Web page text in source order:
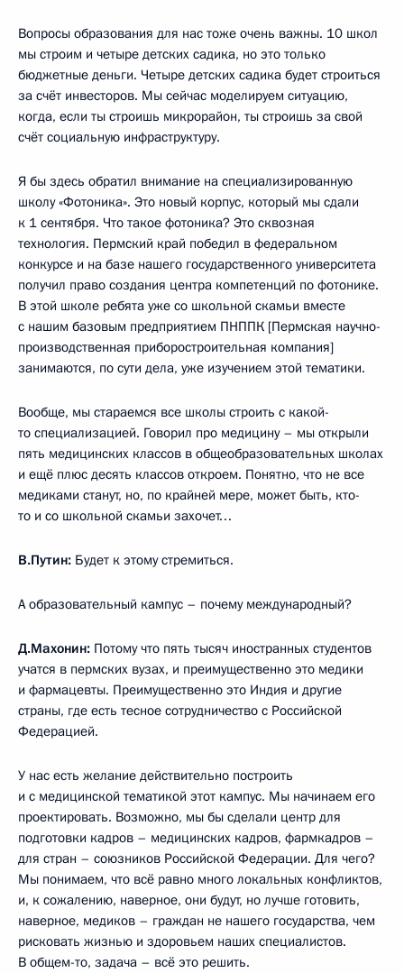
Вопросы образования для нас тоже очень важны. 10 школ
мы строим и четыре детских садика, но это только
бюджетные деньги. Четыре детских садика будет строиться
за счёт инвесторов. Мы сейчас моделируем ситуацию,
когда, если ты строишь микрорайон, ты строишь за свой
счёт социальную инфраструктуру.
Я бы здесь обратил внимание на специализированную
школу «Фотоника». Это новый корпус, который мы сдали
к 1 сентября. Что такое фотоника? Это сквозная
технология. Пермский край победил в федеральном
конкурсе и на базе нашего государственного университета
получил право создания центра компетенций по фотонике.
В этой школе ребята уже со школьной скамьи вместе
с нашим базовым предприятием ПНППК [Пермская научно-
производственная приборостроительная компания]
занимаются, по сути дела, уже изучением этой тематики.
Вообще, мы стараемся все школы строить с какой-
то специализацией. Говорил про медицину – мы открыли
пять медицинских классов в общеобразовательных школах
и ещё плюс десять классов откроем. Понятно, что не все
медиками станут, но, по крайней мере, может быть, кто-
то и со школьной скамьи захочет…
В.Путин: Будет к этому стремиться.
А образовательный кампус – почему международный?
Д.Махонин: Потому что пять тысяч иностранных студентов
учатся в пермских вузах, и преимущественно это медики
и фармацевты. Преимущественно это Индия и другие
страны, где есть тесное сотрудничество с Российской
Федерацией.
У нас есть желание действительно построить
и с медицинской тематикой этот кампус. Мы начинаем его
проектировать. Возможно, мы бы сделали центр для
подготовки кадров – медицинских кадров, фармкадров –
для стран – союзников Российской Федерации. Для чего?
Мы понимаем, что всё равно много локальных конфликтов,
и, к сожалению, наверное, они будут, но лучше готовить,
наверное, медиков – граждан не нашего государства, чем
рисковать жизнью и здоровьем наших специалистов.
В общем-то, задача – всё это решить.